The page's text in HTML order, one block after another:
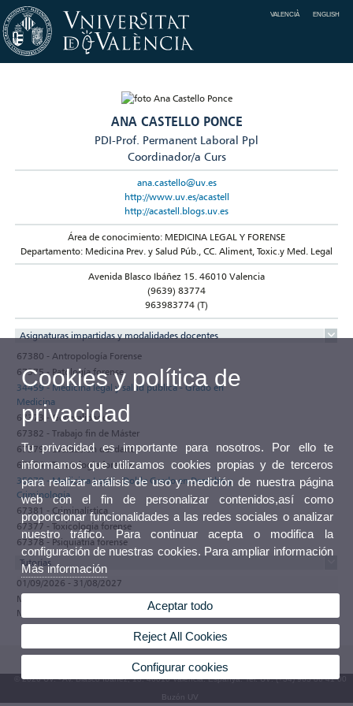
VALENCIÀ ENGLISH
ANA CASTELLO PONCE
PDI-Prof. Permanent Laboral Ppl
Coordinador/a Curs
ana.castello@uv.es
http://www.uv.es/acastell
http://acastell.blogs.uv.es
Área de conocimiento: MEDICINA LEGAL Y FORENSE
Departamento: Medicina Prev. y Salud Púb., CC. Aliment, Toxic.y Med. Legal
Avenida Blasco Ibáñez 15. 46010 Valencia
(9639) 83774
963983774 (T)
Asignaturas impartidas y modalidades docentes
67380 - Antropología Forense
67375 - Patología forense
34459 - Medicina legal y salud pública - Grado en
Medicina
67373 - Generalidades
67382 - Trabajo fin de Máster
67379 - Evaluación del daño
67374 - Tanatología forense
35078 - Medicina Legal - Doble Grado en Derecho y
Criminología
67381 - Criminalística
67377 - Toxicología forense
67378 - Psiquiatría forense
Tutorías
01/09/2026 - 31/08/2027
MIÉRCOLES de 08:00 a 12:00 DESPATX Entresuelo planta 2 FACULTAT DE
MEDICINA I ODONTOLOGIA
© 2026 UV. - Av. Blasco Ibáñez, 13. 46010 València. Espanya. Tel. UV: (+34) 963 86 41 00
Buzón UV
Cookies y política de
privacidad
Tu privacidad es importante para nosotros. Por ello te
informamos que utilizamos cookies propias y de terceros
para realizar análisis de uso y medición de nuestra página
web con el fin de personalizar contenidos,así como
proporcionar funcionalidades a las redes sociales o analizar
nuestro tráfico. Para continuar acepta o modifica la
configuración de nuestras cookies. Para ampliar información
Más información
Aceptar todo
Reject All Cookies
Configurar cookies